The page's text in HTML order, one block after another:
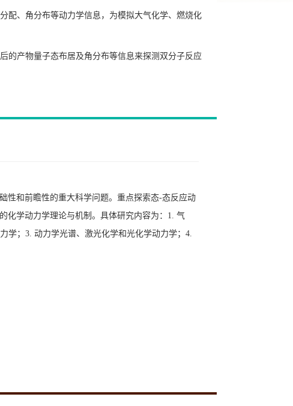
配、角分布等动力学信息，为模拟大气化学、燃烧化
的产物量子态布居及角分布等信息来探测双分子反应
性和前瞻性的重大科学问题。重点探索态-态反应动
化学动力学理论与机制。具体研究内容为：1. 气
学；3. 动力学光谱、激光化学和光化学动力学；4.